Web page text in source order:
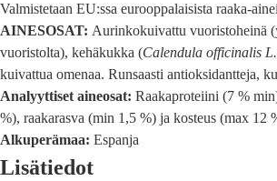
Valmistetaan EU:ssa eurooppalaisista raaka-
AINESOSAT: Aurinkokuivattu vuoristoheinä
vuoristolta), kehäkukka (Calendula officinalis L.
kuivattua omenaa. Runsaasti antioksidantteja,
Analyyttiset aineosat: Raakaproteiini (7 %
%), raakarasva (min 1,5 %) ja kosteus (max 12
Alkuperämaa: Espanja
Lisätiedot